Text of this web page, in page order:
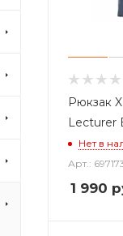
Рюкзак
Lecturer
Нет в
Арт.:
1 990